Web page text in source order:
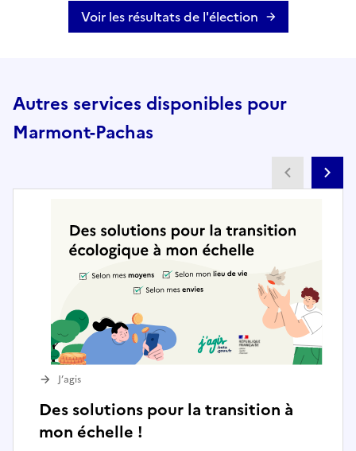
Voir les résultats de l'élection
Autres services disponibles pour
Marmont-Pachas
Des solutions pour la transition à
mon échelle !
J’agis